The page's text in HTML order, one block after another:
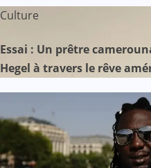
Culture
Essai : Un prêtre
Hegel à travers le rêve